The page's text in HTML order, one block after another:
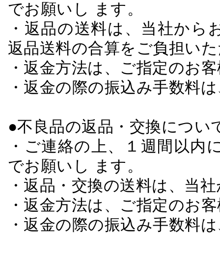
でお願いし ます。
・返品の送料は、当社か
返品送料の合算をご負担い
・返金方法は、ご指定のお
・返金の際の振込み手数料
●不良品の返品・交換につい
・ご連絡の上、１週間以
でお願いし ます。
・返品・交換の送料は、当
・返金方法は、ご指定のお
・返金の際の振込み手数料